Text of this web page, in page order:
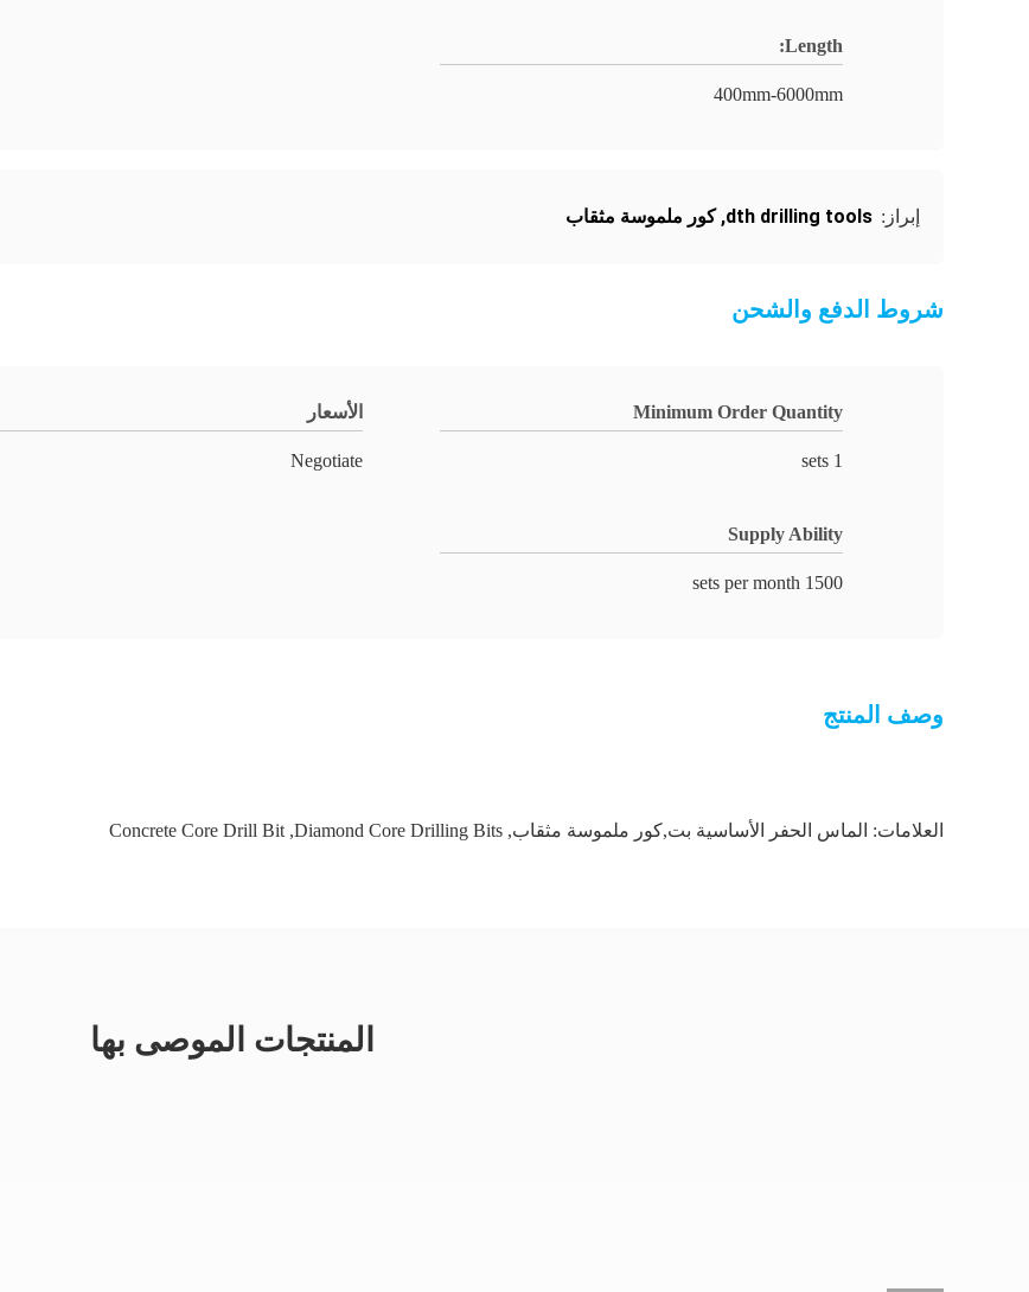
Length:
400mm-6000mm
إبراز: dth drilling tools
,كور ملموسة مثقاب
شروط الدفع والشحن
Minimum Order Quantity
1 sets
الأسعار
Negotiate
Supply Ability
1500 sets per month
وصف المنتج
العلامات: الماس الحفر الأساسية بت,كور ملموسة مثقاب,
Diamond Core Drilling Bits
,
Concrete Core Drill Bit
المنتجات الموصى بها